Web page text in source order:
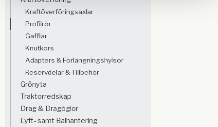
Kraftöverföringsaxlar
Profilrör
Gafflar
Knutkors
Adapters & Förlängningshylsor
Reservdelar & Tillbehör
Grönyta
Traktorredskap
Drag & Dragöglor
Lyft- samt Balhantering